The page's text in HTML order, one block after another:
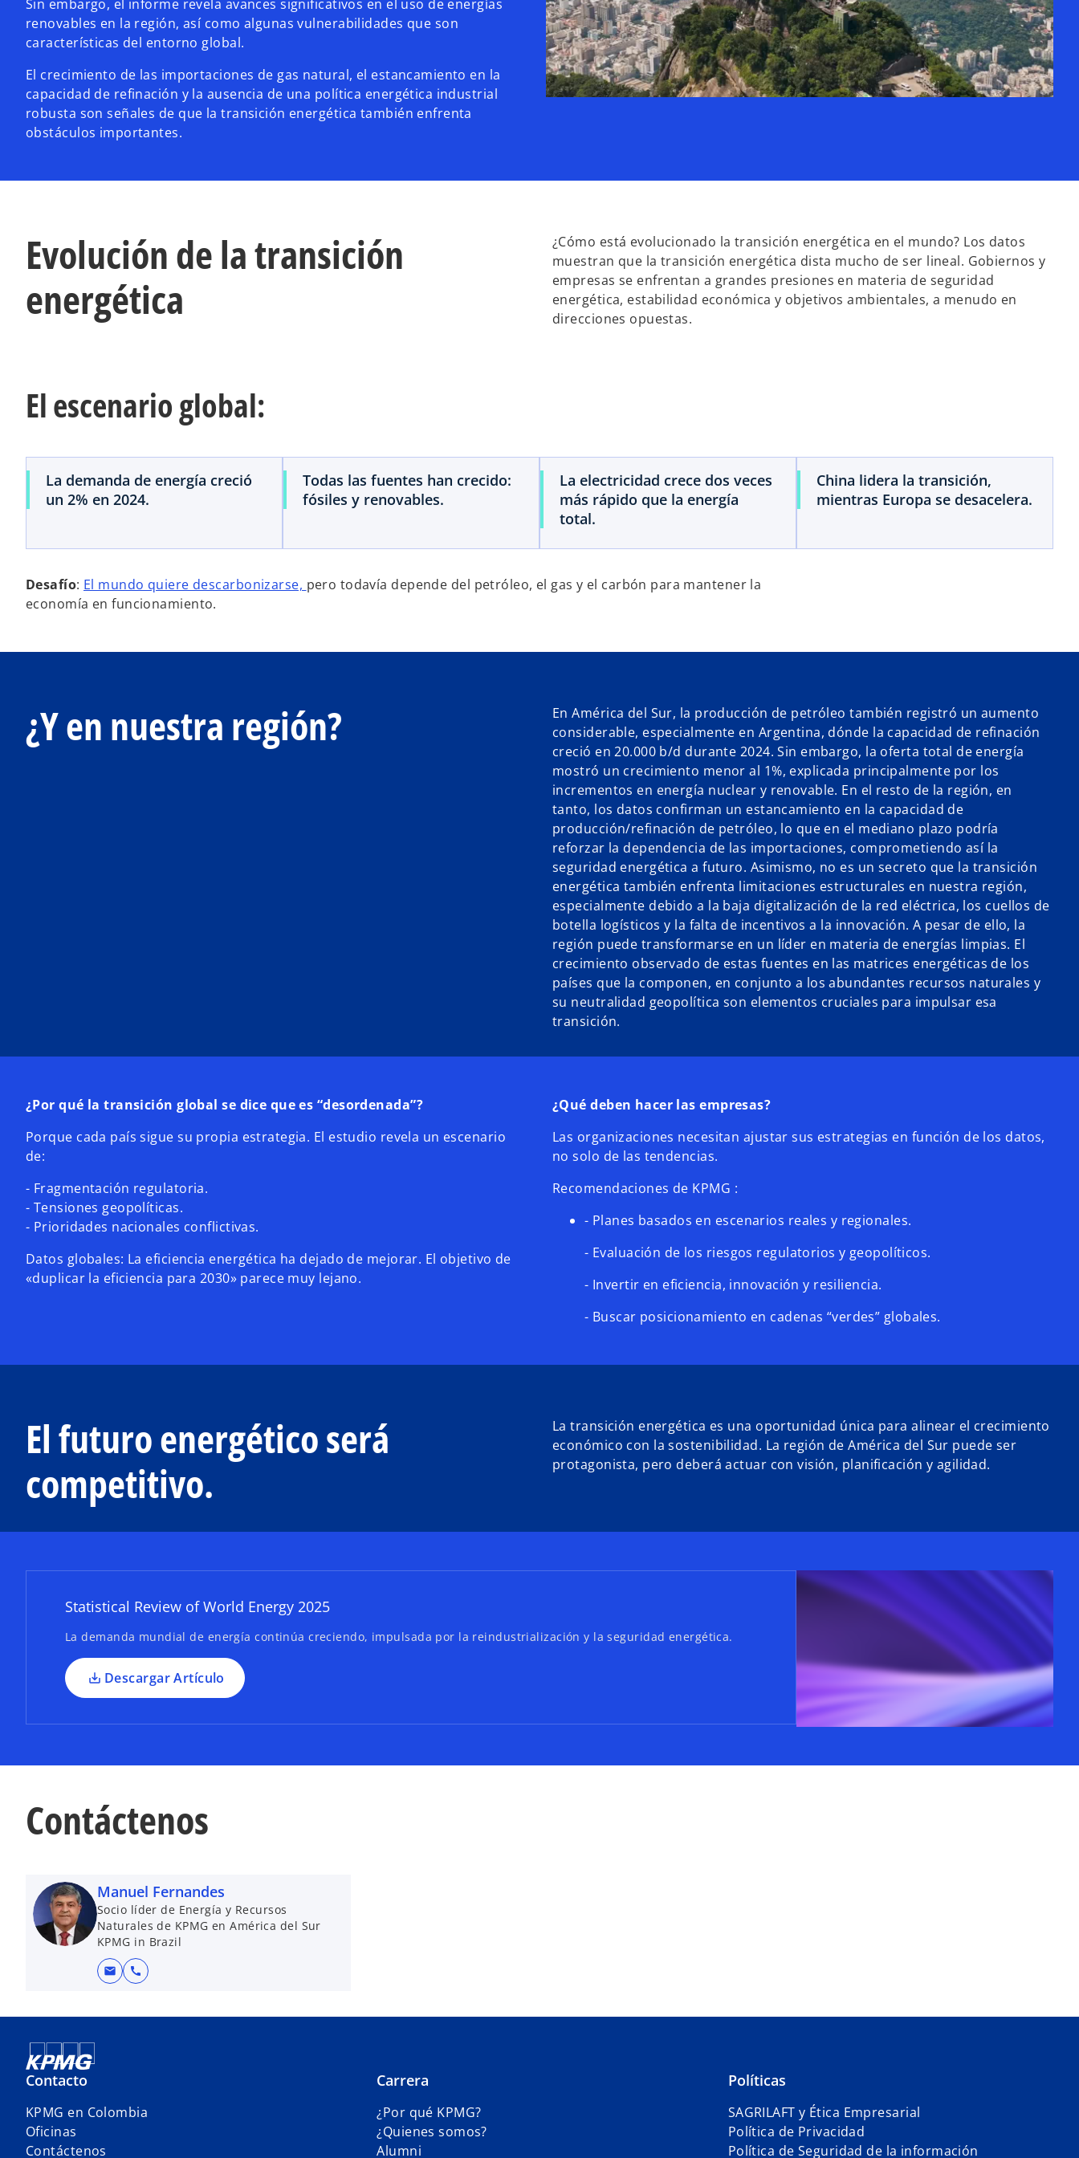
Sin embargo, el informe revela avances significativos en el uso de energías
renovables en la región, así como algunas vulnerabilidades que son
características del entorno global.
El crecimiento de las importaciones de gas natural, el estancamiento en la
capacidad de refinación y la ausencia de una política energética industrial
robusta son señales de que la transición energética también enfrenta
obstáculos importantes.
l
y
V
d
e
Evolución de la transición
energética
¿Cómo está evolucionado la transición energética en el mundo? Los datos
muestran que la transición energética dista mucho de ser lineal. Gobiernos y
empresas se enfrentan a grandes presiones en materia de seguridad
energética, estabilidad económica y objetivos ambientales, a menudo en
direcciones opuestas.
El escenario global:
La demanda de energía creció
un 2% en 2024.
Todas las fuentes han crecido:
fósiles y renovables.
La electricidad crece dos veces
más rápido que la energía
total.
China lidera la transición,
mientras Europa se desacelera.
Desafío: El mundo quiere descarbonizarse, pero todavía depende del petróleo, el gas y el carbón para mantener la
economía en funcionamiento.
¿Y en nuestra región?
En América del Sur, la producción de petróleo también registró un aumento
considerable, especialmente en Argentina, dónde la capacidad de refinación
creció en 20.000 b/d durante 2024. Sin embargo, la oferta total de energía
mostró un crecimiento menor al 1%, explicada principalmente por los
incrementos en energía nuclear y renovable. En el resto de la región, en
tanto, los datos confirman un estancamiento en la capacidad de
producción/refinación de petróleo, lo que en el mediano plazo podría
reforzar la dependencia de las importaciones, comprometiendo así la
seguridad energética a futuro. Asimismo, no es un secreto que la transición
energética también enfrenta limitaciones estructurales en nuestra región,
especialmente debido a la baja digitalización de la red eléctrica, los cuellos de
botella logísticos y la falta de incentivos a la innovación. A pesar de ello, la
región puede transformarse en un líder en materia de energías limpias. El
crecimiento observado de estas fuentes en las matrices energéticas de los
países que la componen, en conjunto a los abundantes recursos naturales y
su neutralidad geopolítica son elementos cruciales para impulsar esa
transición.
¿Por qué la transición global se dice que es “desordenada”?
Porque cada país sigue su propia estrategia. El estudio revela un escenario
de:
- Fragmentación regulatoria.
- Tensiones geopolíticas.
- Prioridades nacionales conflictivas.
Datos globales: La eficiencia energética ha dejado de mejorar. El objetivo de
«duplicar la eficiencia para 2030» parece muy lejano.
¿Qué deben hacer las empresas?
Las organizaciones necesitan ajustar sus estrategias en función de los datos,
no solo de las tendencias.
Recomendaciones de KPMG :
- Planes basados en escenarios reales y regionales.
- Evaluación de los riesgos regulatorios y geopolíticos.
- Invertir en eficiencia, innovación y resiliencia.
- Buscar posicionamiento en cadenas “verdes” globales.
El futuro energético será
competitivo.
La transición energética es una oportunidad única para alinear el crecimiento
económico con la sostenibilidad. La región de América del Sur puede ser
protagonista, pero deberá actuar con visión, planificación y agilidad.
Statistical Review of World Energy 2025
La demanda mundial de energía continúa creciendo, impulsada por la reindustrialización y la seguridad energética.
Descargar Artículo
e
a
r
e
u
e
t
ñ
u
Contáctenos
Manuel Fernandes
Socio líder de Energía y Recursos
Naturales de KPMG en América del Sur
KPMG in Brazil
mail call
Contacto
KPMG en Colombia
Oficinas
Contáctenos
Carrera
¿Por qué KPMG?
¿Quienes somos?
Alumni
Políticas
SAGRILAFT y Ética Empresarial
Política de Privacidad
Política de Seguridad de la información